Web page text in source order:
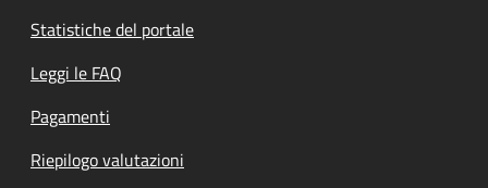
Statistiche del portale
Leggi le FAQ
Pagamenti
Riepilogo valutazioni